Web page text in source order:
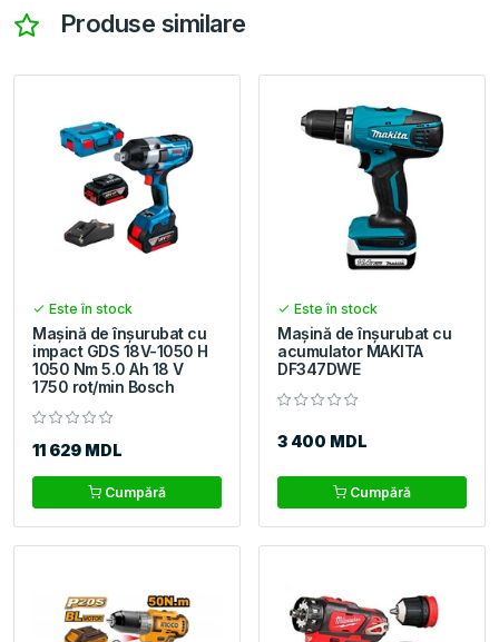
Produse similare
Este în stock
Mașină de înşurubat cu
impact GDS 18V-1050 H
1050 Nm 5.0 Ah 18 V
1750 rot/min Bosch
11 629 MDL
Cumpără
Este în stock
Mașină de înșurubat cu
acumulator MAKITA
DF347DWE
3 400 MDL
Cumpără